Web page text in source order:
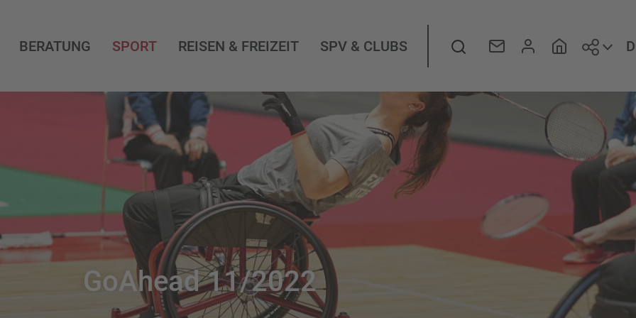
BERATUNG SPORT REISEN & FREIZEIT SPV & CLUBS Suche
GoAhead 11/2022